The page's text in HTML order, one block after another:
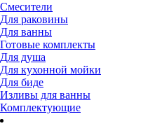
Смесители
Для раковины
Для ванны
Готовые комплекты
Для душа
Для кухонной мойки
Для биде
Изливы для ванны
Комплектующие